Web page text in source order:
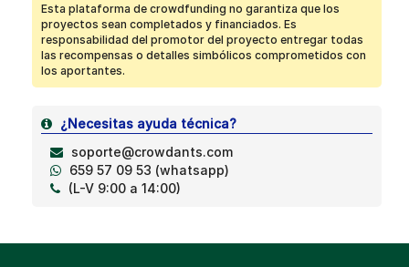
Esta plataforma de crowdfunding no garantiza que los
proyectos sean completados y financiados. Es
responsabilidad del promotor del proyecto entregar todas
las recompensas o detalles simbólicos comprometidos con
los aportantes.
¿Necesitas ayuda técnica?
soporte@crowdants.com
659 57 09 53 (whatsapp)
(L-V 9:00 a 14:00)